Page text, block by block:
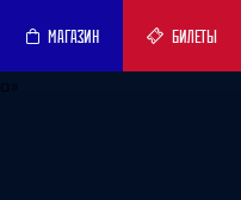
МАГАЗИН БИЛЕТЫ